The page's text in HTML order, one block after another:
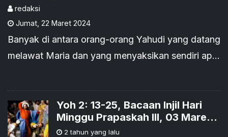
redaksi
Jumat 22 Maret 2024
Banyak di antara orang-orang Yahudi yang datang
melawat Maria dan yang menyaksikan sendiri apa
Yoh 2: 13-25, Bacaan Injil Hari
Minggu Prapaskah III, 03 Maret
2024
2 tahun yang lalu